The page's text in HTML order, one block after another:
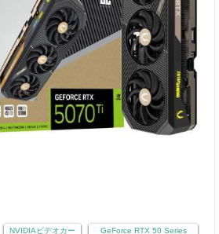
NVIDIAビデオカー
GeForce RTX 50 Series